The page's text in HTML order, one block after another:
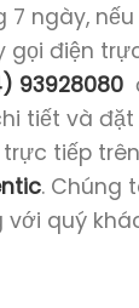
7 ngày,
gọi điện
93928080
tiết và
tiếp
. Chúng
với quý